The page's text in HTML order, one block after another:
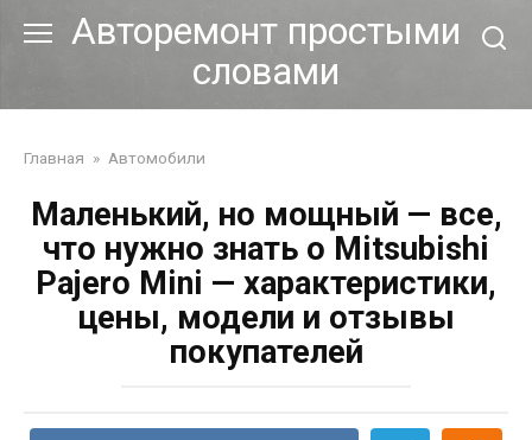
Авторемонт простыми
словами
Главная » Автомобили
Маленький, но мощный — все,
что нужно знать о Mitsubishi
Pajero Mini — характеристики,
цены, модели и отзывы
покупателей